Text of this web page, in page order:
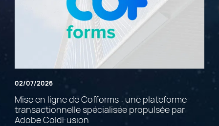
02/07/2026
Mise en ligne de Cofforms : une plateforme
transactionnelle spécialisée propulsée par
Adobe ColdFusion